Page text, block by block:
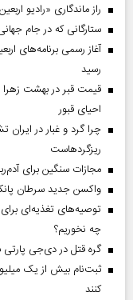
راز ماندگاری «رادیو
ستارگانی که در جام جهانی ۲۰۲۶ بازی
رسید
احیای قبور
چرا گرد و غبار در ایران
ریزگردهاست
مجازات سنگین برای
واکسن جدید سرطان
چه نخوریم؟
گره قتل در دی‌جی پارتی با ۵۰ قسم باز
ثبت‌نام بیش از یک
کنند